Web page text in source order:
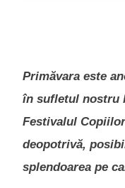
Primăvara este
în sufletul nostru
Festivalul
deopotrivă,
splendoarea pe